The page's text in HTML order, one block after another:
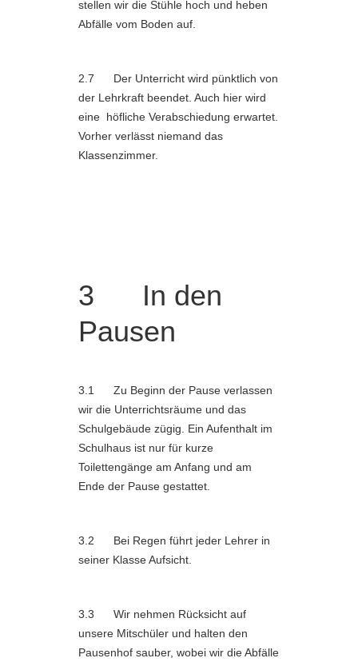
stellen wir die Stühle hoch und heben
Abfälle vom Boden auf.
2.7 Der Unterricht wird pünktlich von
der Lehrkraft beendet. Auch hier wird
eine höfliche Verabschiedung erwartet.
Vorher verlässt niemand das
Klassenzimmer.
3 In den
Pausen
3.1 Zu Beginn der Pause verlassen
wir die Unterrichtsräume und das
Schulgebäude zügig. Ein Aufenthalt im
Schulhaus ist nur für kurze
Toilettengänge am Anfang und am
Ende der Pause gestattet.
3.2 Bei Regen führt jeder Lehrer in
seiner Klasse Aufsicht.
3.3 Wir nehmen Rücksicht auf
unsere Mitschüler und halten den
Pausenhof sauber, wobei wir die Abfälle